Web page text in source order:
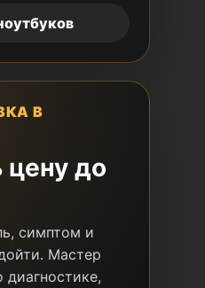
В
цену до
симптом и
Мастер
диагностике,